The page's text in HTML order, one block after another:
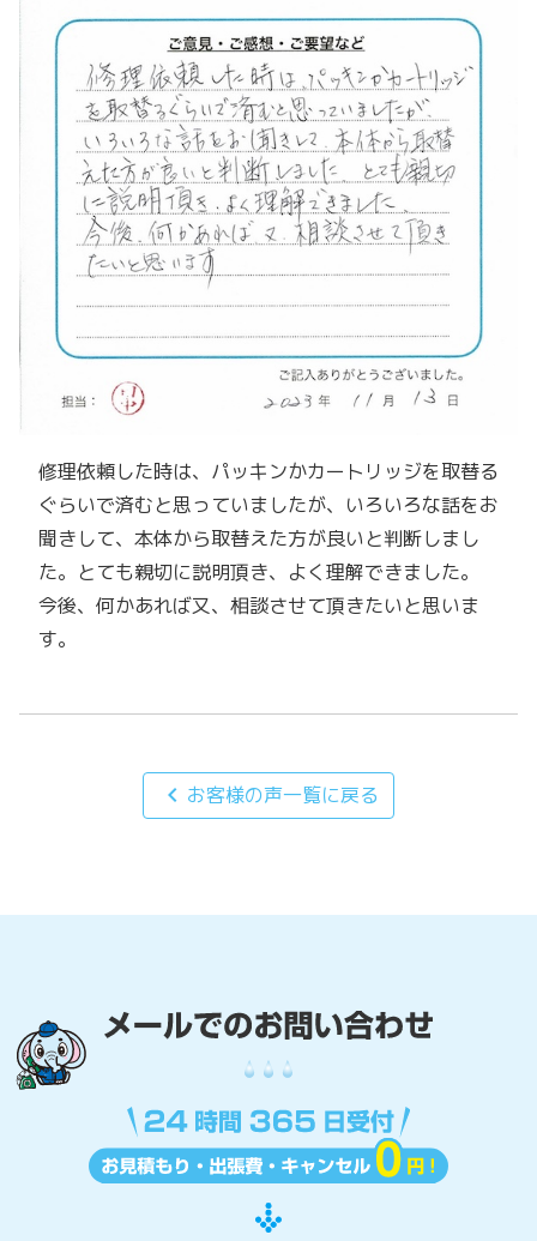
修理依頼した時は、パッキンかカートリッジを取替る
ぐらいで済むと思っていましたが、いろいろな話をお
聞きして、本体から取替えた方が良いと判断しまし
た。とても親切に説明頂き、よく理解できました。
今後、何かあれば又、相談させて頂きたいと思いま
す。
chevron_left お客様の声一覧に戻る